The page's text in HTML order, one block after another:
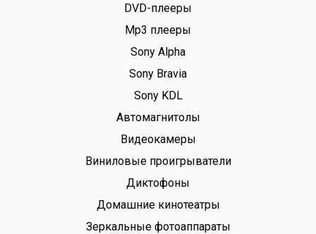
DVD-плееры
Mp3 плееры
Sony Alpha
Sony Bravia
Sony KDL
Автомагнитолы
Видеокамеры
Виниловые проигрыватели
Диктофоны
Домашние кинотеатры
Зеркальные фотоаппараты